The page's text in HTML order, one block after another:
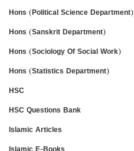
Hons (Political Science Department)
Hons (Sanskrit Department)
Hons (Sociology Of Social Work)
Hons (Statistics Department)
HSC
HSC Questions Bank
Islamic Articles